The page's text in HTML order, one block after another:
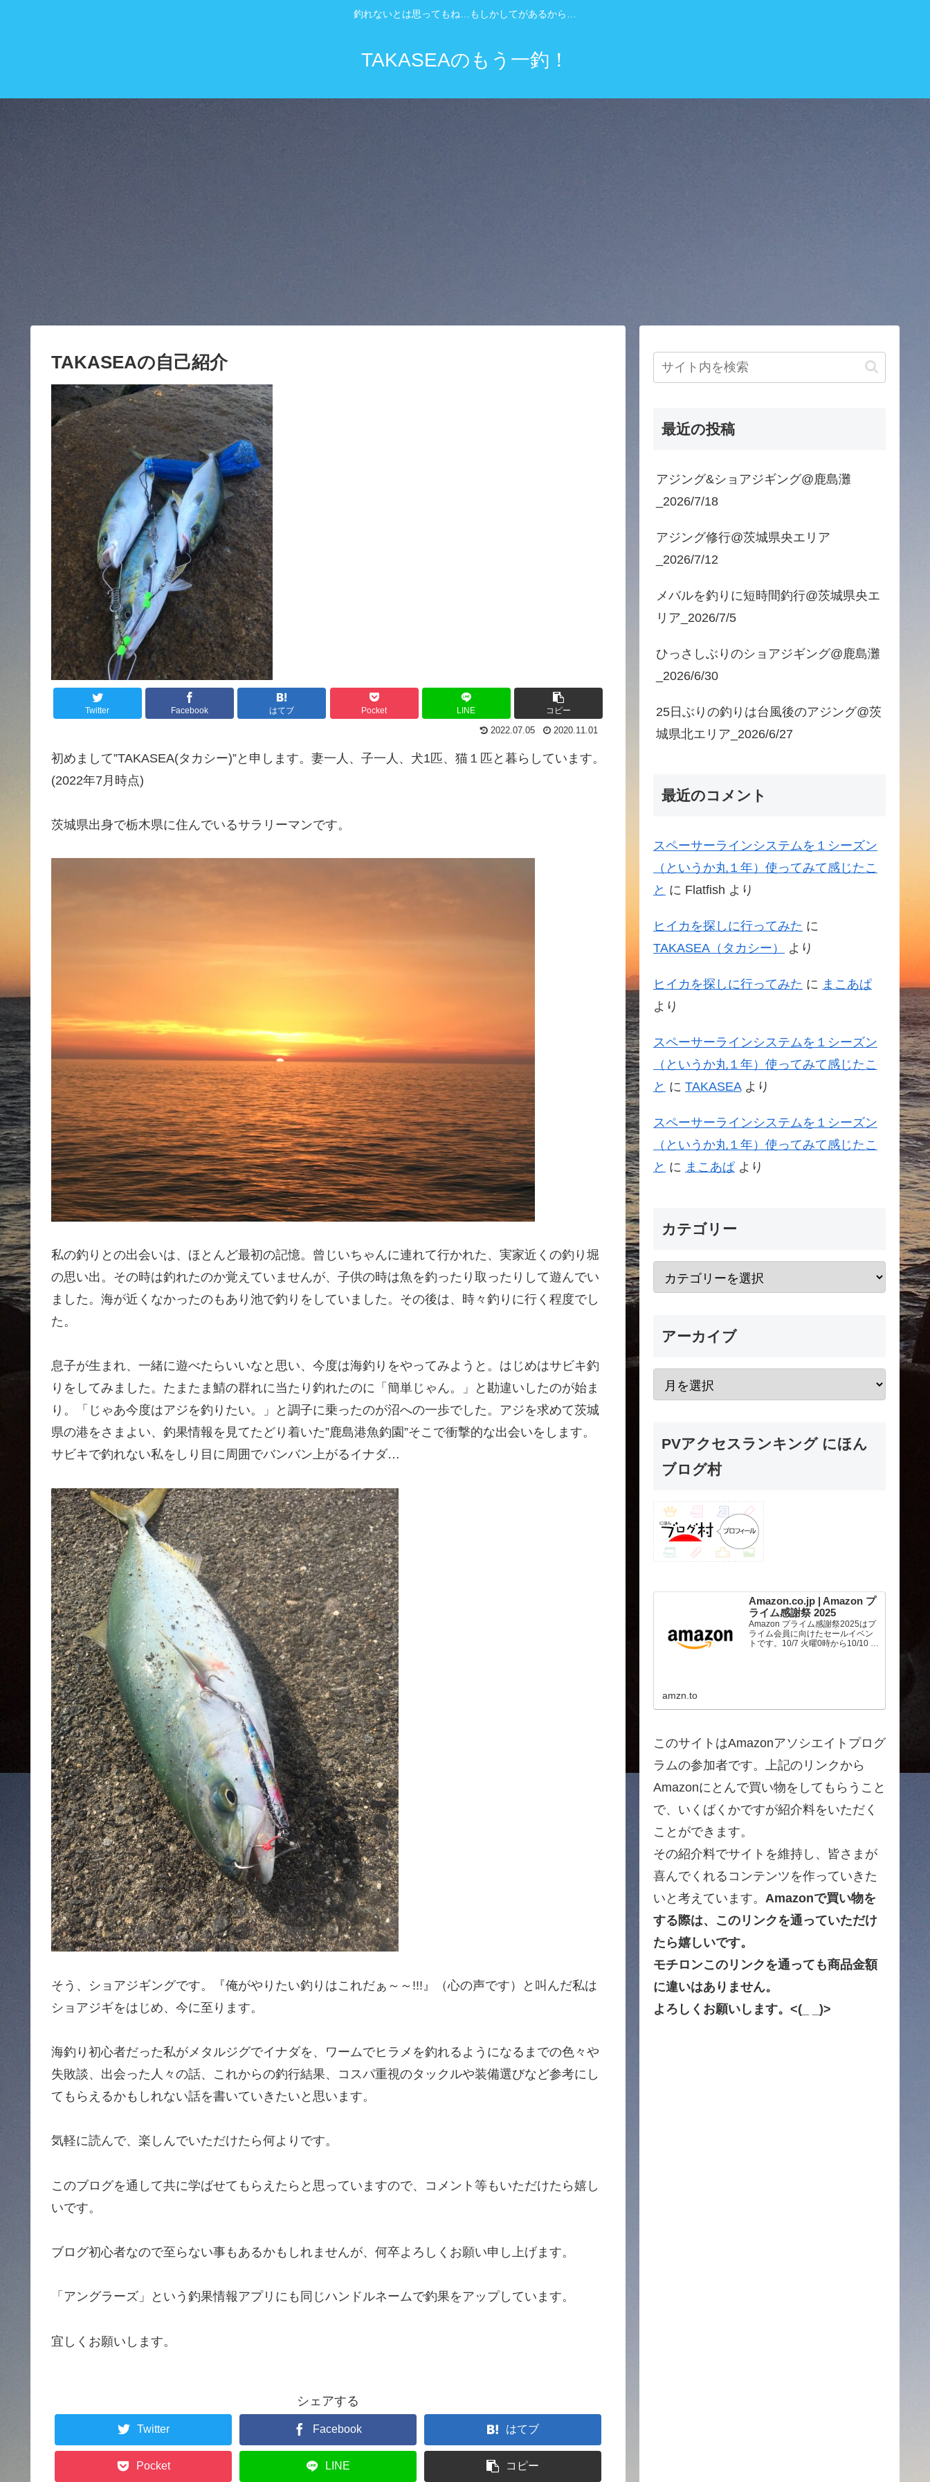
釣れないとは思ってもね…もしかしてがあるから…
TAKASEAのもう一釣！
TAKASEAの自己紹介
Twitter Facebook はてブ Pocket LINE コピー
2022.07.05 2020.11.01
初めまして”TAKASEA(タカシー)”と申します。妻一人、子一人、犬1匹、猫１匹と暮らしています。
(2022年7月時点)
茨城県出身で栃木県に住んでいるサラリーマンです。
私の釣りとの出会いは、ほとんど最初の記憶。曾じいちゃんに連れて行かれた、実家近くの釣り堀
の思い出。その時は釣れたのか覚えていませんが、子供の時は魚を釣ったり取ったりして遊んでい
ました。海が近くなかったのもあり池で釣りをしていました。その後は、時々釣りに行く程度でし
た。
息子が生まれ、一緒に遊べたらいいなと思い、今度は海釣りをやってみようと。はじめはサビキ釣
りをしてみました。たまたま鯖の群れに当たり釣れたのに「簡単じゃん。」と勘違いしたのが始ま
り。「じゃあ今度はアジを釣りたい。」と調子に乗ったのが沼への一歩でした。アジを求めて茨城
県の港をさまよい、釣果情報を見てたどり着いた”鹿島港魚釣園”そこで衝撃的な出会いをします。
サビキで釣れない私をしり目に周囲でバンバン上がるイナダ…
そう、ショアジギングです。『俺がやりたい釣りはこれだぁ～～!!!』（心の声です）と叫んだ私は
ショアジギをはじめ、今に至ります。
海釣り初心者だった私がメタルジグでイナダを、ワームでヒラメを釣れるようになるまでの色々や
失敗談、出会った人々の話、これからの釣行結果、コスパ重視のタックルや装備選びなど参考にし
てもらえるかもしれない話を書いていきたいと思います。
気軽に読んで、楽しんでいただけたら何よりです。
このブログを通して共に学ばせてもらえたらと思っていますので、コメント等もいただけたら嬉し
いです。
ブログ初心者なので至らない事もあるかもしれませんが、何卒よろしくお願い申し上げます。
「アングラーズ」という釣果情報アプリにも同じハンドルネームで釣果をアップしています。
宜しくお願いします。
シェアする
Twitter Facebook はてブ
Pocket LINE コピー
最近の投稿
アジング&ショアジギング@鹿島灘
_2026/7/18
アジング修行@茨城県央エリア
_2026/7/12
メバルを釣りに短時間釣行@茨城県央エ
リア_2026/7/5
ひっさしぶりのショアジギング@鹿島灘
_2026/6/30
25日ぶりの釣りは台風後のアジング@茨
城県北エリア_2026/6/27
最近のコメント
スペーサーラインシステムを１シーズン
（というか丸１年）使ってみて感じたこ
と に Flatfish より
ヒイカを探しに行ってみた に
TAKASEA（タカシー）
より
ヒイカを探しに行ってみた に まこあぱ
より
スペーサーラインシステムを１シーズン
（というか丸１年）使ってみて感じたこ
と に TAKASEAより
スペーサーラインシステムを１シーズン
（というか丸１年）使ってみて感じたこ
と に まこあぱ より
カテゴリー
アーカイブ
PVアクセスランキング にほん
ブログ村
Amazon.co.jp | Amazon プ
ライム感謝祭 2025
Amazon プライム感謝祭2025はプ
ライム会員に向けたセールイベン
トです。10/7 火曜0時から10/10 金
amzn.to
このサイトはAmazonアソシエイトプログ
ラムの参加者です。上記のリンクから
Amazonにとんで買い物をしてもらうこと
で、いくばくかですが紹介料をいただく
ことができます。
その紹介料でサイトを維持し、皆さまが
喜んでくれるコンテンツを作っていきた
いと考えています。 Amazonで買い物を
する際は、このリンクを通っていただけ
たら嬉しいです。
モチロンこのリンクを通っても商品金額
に違いはありません。
よろしくお願いします。<(_ _)>